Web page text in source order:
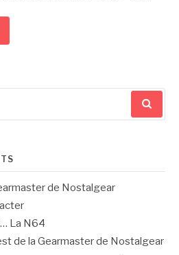
de Nostalgear
La N64
de la Gearmaster de Nostalgear